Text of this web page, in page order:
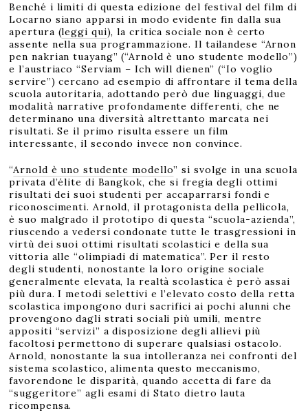
Benché i limiti di questa edizione del festival del film di
Locarno siano apparsi in modo evidente fin dalla sua
apertura (leggi qui), la critica sociale non è certo
assente nella sua programmazione. Il tailandese “Arnon
pen nakrian tuayang” (“Arnold è uno studente modello”)
e l’austriaco “Serviam – Ich will dienen” (“Io voglio
servire”) cercano ad esempio di affrontare il tema della
scuola autoritaria, adottando però due linguaggi, due
modalità narrative profondamente differenti, che ne
determinano una diversità altrettanto marcata nei
risultati. Se il primo risulta essere un film
interessante, il secondo invece non convince.
“Arnold è uno studente modello” si svolge in una scuola
privata d’élite di Bangkok, che si fregia degli ottimi
risultati dei suoi studenti per accaparrarsi fondi e
riconoscimenti. Arnold, il protagonista della pellicola,
è suo malgrado il prototipo di questa “scuola-azienda”,
riuscendo a vedersi condonate tutte le trasgressioni in
virtù dei suoi ottimi risultati scolastici e della sua
vittoria alle “olimpiadi di matematica”. Per il resto
degli studenti, nonostante la loro origine sociale
generalmente elevata, la realtà scolastica è però assai
più dura. I metodi selettivi e l’elevato costo della retta
scolastica impongono duri sacrifici ai pochi alunni che
provengono dagli strati sociali più umili, mentre
appositi “servizi” a disposizione degli allievi più
facoltosi permettono di superare qualsiasi ostacolo.
Arnold, nonostante la sua intolleranza nei confronti del
sistema scolastico, alimenta questo meccanismo,
favorendone le disparità, quando accetta di fare da
“suggeritore” agli esami di Stato dietro lauta
ricompensa.